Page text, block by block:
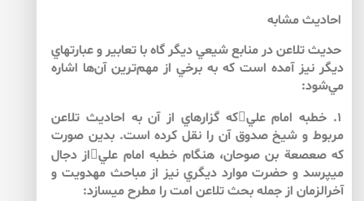
احاديث مشابه
حديث تلاعن در منابع شيعي ديگر گاه با تعابير و عبارت­هاي
ديگر نيز آمده است كه به برخي از مهم‌ترين آن‌ها اشاره
مي‌شود:
۱. خطبه امام عليكه گزاره­اي از آن به احاديث تلاعن
مربوط و شيخ صدوق آن را نقل كرده است. بدين صورت
كه صعصعة بن صوحان، هنگام خطبه امام علياز دجال
مي­پرسد و حضرت موارد ديگري نيز از مباحث مهدويت و
آخرالزمان از جمله بحث تلاعن امت را مطرح مي­سازد: